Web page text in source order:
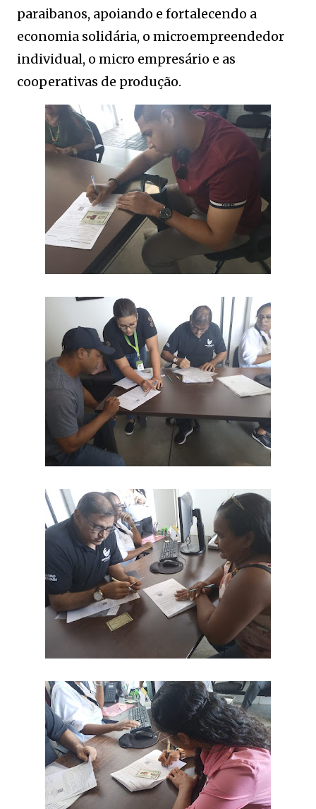
paraibanos, apoiando e fortalecendo a
economia solidária, o microempreendedor
individual, o micro empresário e as
cooperativas de produção.